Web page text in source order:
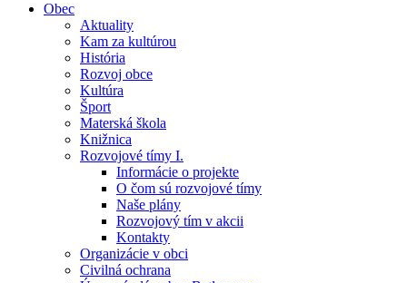
Obec
Aktuality
Kam za kultúrou
História
Rozvoj obce
Kultúra
Šport
Materská škola
Knižnica
Rozvojové tímy I.
Informácie o projekte
O čom sú rozvojové tímy
Naše plány
Rozvojový tím v akcii
Kontakty
Organizácie v obci
Civilná ochrana